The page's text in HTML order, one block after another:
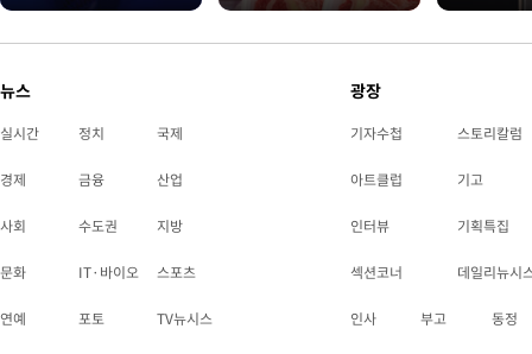
뉴스
실시간 정치 국제
경제 금융 산업
사회 수도권 지방
문화 IT·바이오 스포츠
연예 포토 TV뉴시스
광장
기자수첩 스토리칼럼
아트클럽 기고
인터뷰 기획특집
섹션코너 데일리뉴시
인사 부고 동정